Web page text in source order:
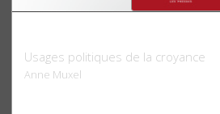
Usages politiques de la croyance
Anne Muxel